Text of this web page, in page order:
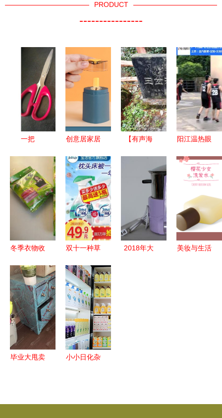
PRODUCT
----------------
一把
力剪刀的日
常 裁剪生
活，也裁剪
时间
创意居家居
具小百货家
庭生活日用
品家用大全
神器小物件
【有声海
业遗产会说
话 习水清
早期工业遗
产群中的生
活用具低声
私语
阳江温热眼
厂打造的生
活日用品新
宠
冬季衣物收
时尚真空收
纳袋，释放
居家空间新
潮流
双十一种草
必囤清单
2018年大
美妆与生活
毕业大甩卖
小小日化杂